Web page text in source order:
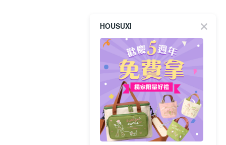
HOUSUXI